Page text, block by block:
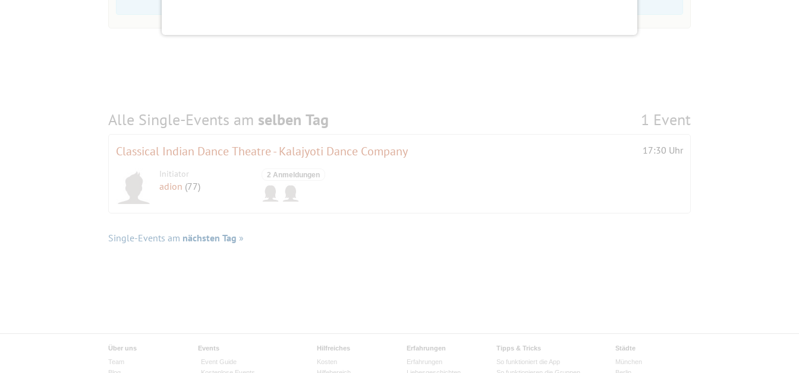
Alle Single-Events am selben Tag 1 Event
Classical Indian Dance Theatre - Kalajyoti Dance Company 17:30 Uhr
Initiator
adion (77)
2 Anmeldungen
Single-Events am nächsten Tag »
Über uns
Team
Events
Event Guide
Hilfreiches
Kosten
Erfahrungen
Erfahrungen
Tipps & Tricks
So funktioniert die App
Städte
München